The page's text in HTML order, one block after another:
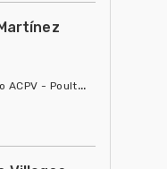
ACPV - Poultry Veterinarian
de América